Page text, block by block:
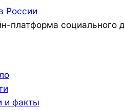
России
платформа социального
и факты